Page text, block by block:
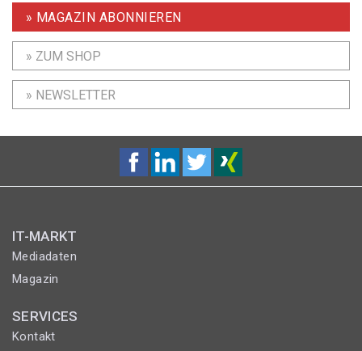
» MAGAZIN ABONNIEREN
» ZUM SHOP
» NEWSLETTER
IT-MARKT
Mediadaten
Magazin
SERVICES
Kontakt